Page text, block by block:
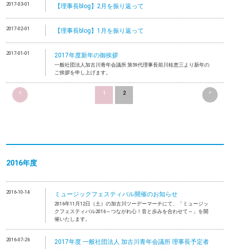
2017-03-01 【理事長blog】2月を振り返って
2017-02-01 【理事長blog】1月を振り返って
2017-01-01 2017年度新年の御挨拶
一般社団法人加古川青年会議所 第59代理事長前川桂恵三より新年の
ご挨拶を申し上げます。
< 1 2 >
2016年度
2016-10-14 ミュージックフェスティバル開催のお知らせ
2016年11月12日（土）の加古川ツーデーマーチにて、「ミュージッ
クフェスティバル2016～つながれ心！音と歩みを合わせて～」を開
催いたします。
2016-07-26 2017年度 一般社団法人 加古川青年会議所 理事長予定者